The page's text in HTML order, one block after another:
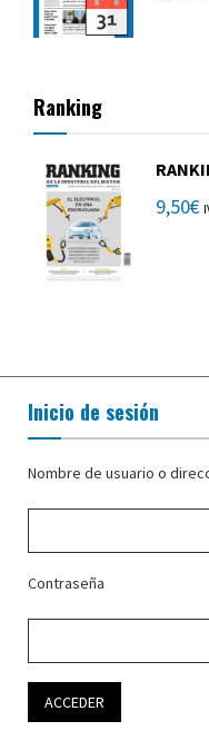
Ranking
9,50€
Inicio de sesión
Nombre de usuario o
Contraseña